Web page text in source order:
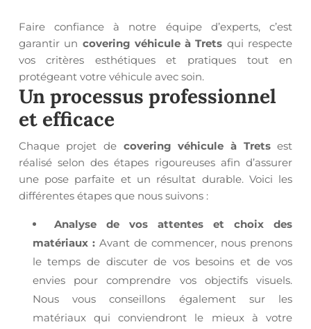
Faire confiance à notre équipe d’experts, c’est
garantir un covering véhicule à Trets qui respecte
vos critères esthétiques et pratiques tout en
protégeant votre véhicule avec soin.
Un processus professionnel
et efficace
Chaque projet de covering véhicule à Tretsest
réalisé selon des étapes rigoureuses afin d’assurer
une pose parfaite et un résultat durable. Voici les
différentes étapes que nous suivons :
Analyse de vos attentes et choix des
matériaux :Avant de commencer, nous prenons
le temps de discuter de vos besoins et de vos
envies pour comprendre vos objectifs visuels.
Nous vous conseillons également sur les
matériaux qui conviendront le mieux à votre